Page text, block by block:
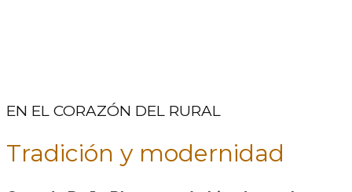
EN EL CORAZÓN DEL RURAL
Tradición y modernidad